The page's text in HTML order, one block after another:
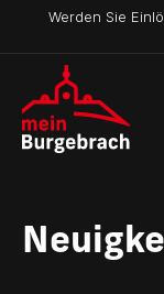
Werden Sie